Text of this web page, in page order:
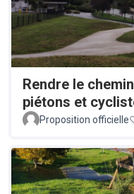
Rendre le
piétons et
Proposition officielle